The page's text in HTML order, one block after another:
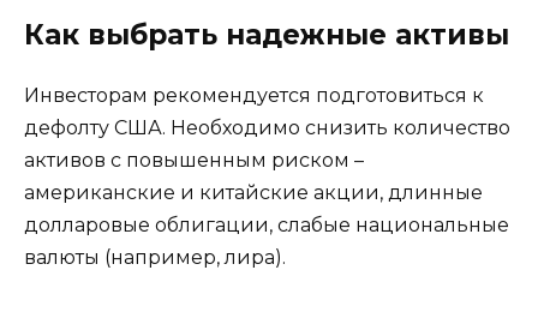
Как выбрать надежные активы
Инвесторам рекомендуется подготовиться к
дефолту США. Необходимо снизить количество
активов с повышенным риском –
американские и китайские акции, длинные
долларовые облигации, слабые национальные
валюты (например, лира).